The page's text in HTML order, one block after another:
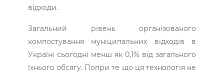
відходи.
Загальний рівень організованого
компостування муніципальних відходів в
Україні сьогодні менш як 0,1% від загального
їхнього обсягу. Попри те що ця технологія не